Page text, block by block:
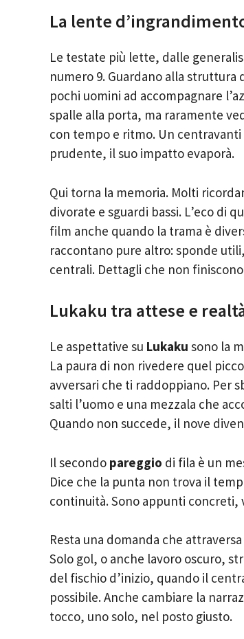
La lente
Le testate più lette, dalle
numero 9. Guardano alla
pochi uomini ad accompagnare
spalle alla porta, ma raramente
con tempo e ritmo. Un centravanti
prudente, il suo impatto evaporà.
Qui torna la memoria. Molti
divorate e sguardi bassi. L’eco di
film anche quando la trama è
raccontano pure altro: sponde
centrali. Dettagli che non
Lukaku tra attese e
Le aspettative su Lukaku sono la
La paura di non rivedere quel
avversari che ti raddoppiano. Per
salti l’uomo e una mezzala che
Quando non succede, il nove
Il secondo pareggio di fila è un
Dice che la punta non trova il
continuità. Sono appunti
Resta una domanda che
Solo gol, o anche lavoro oscuro,
del fischio d’inizio, quando il
possibile. Anche cambiare la
tocco, uno solo, nel posto giusto.